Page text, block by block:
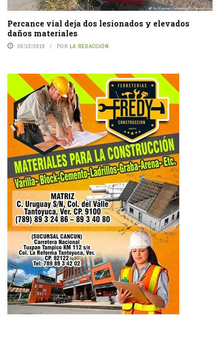
Percance vial deja dos lesionados y elevados
daños materiales
09/12/2019 POR LA REDACCIÓN